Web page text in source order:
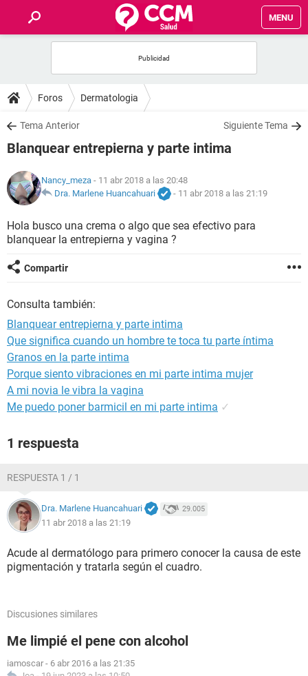
MENU
FOROS
SALUD
FAMILIA
NUTRICIÓN
BIENESTAR
SEXUALIDAD
GLOSARIO
Foros Dermatologia
Tema Anterior Siguiente Tema
Blanquear entrepierna y parte intima
Nancy_meza - 11 abr 2018 a las 20:48
Dra. Marlene Huancahuari
- 11 abr 2018 a las 21:19
Hola busco una crema o algo que sea efectivo para
blanquear la entrepierna y vagina ?
Compartir
Consulta también:
Blanquear entrepierna y parte intima
Que significa cuando un hombre te toca tu parte íntima
Granos en la parte intima
Porque siento vibraciones en mi parte intima mujer
A mi novia le vibra la vagina
Me puedo poner barmicil en mi parte intima ✓
1 respuesta
RESPUESTA 1 / 1
Dra. Marlene Huancahuari 29.005
11 abr 2018 a las 21:19
Acude al dermatólogo para primero conocer la causa de este
pigmentación y tratarla según el cuadro.
Discusiones similares
Me limpié el pene con alcohol
iamoscar - 6 abr 2016 a las 21:35